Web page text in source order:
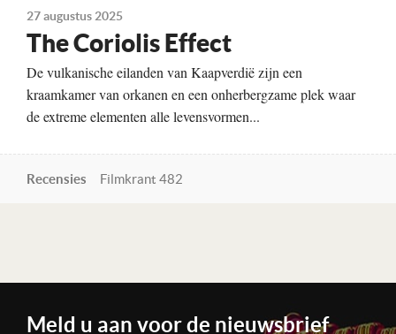
27 augustus 2025
The Coriolis Effect
De vulkanische eilanden van Kaapverdië zijn een
kraamkamer van orkanen en een onherbergzame plek waar
de extreme elementen alle levensvormen...
Recensies Filmkrant 482
Meld u aan voor de nieuwsbrief